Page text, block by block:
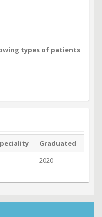
types of patients
Graduated
2020